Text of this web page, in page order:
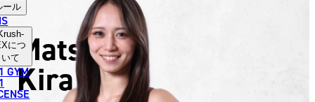
中文（简体）
中文（繁體）
ไทย
العربية
ール
につ
いて
GYM
Matsutani
Kira